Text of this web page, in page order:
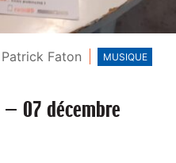
Patrick Faton MUSIQUE
— 07 décembre